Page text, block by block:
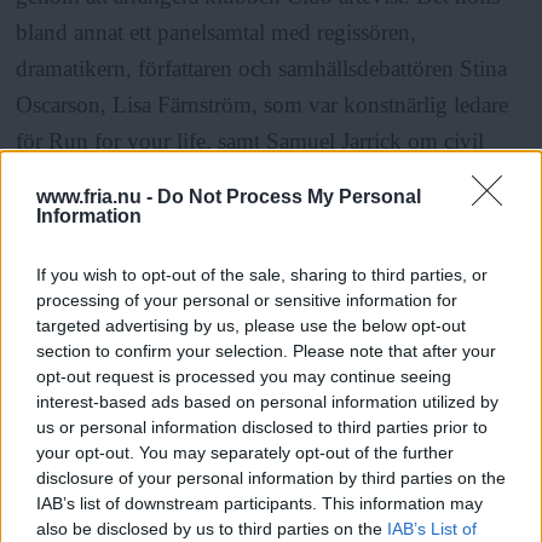
www.fria.nu - Do Not Process My Personal
Information
If you wish to opt-out of the sale, sharing to third parties, or
processing of your personal or sensitive information for
targeted advertising by us, please use the below opt-out
section to confirm your selection. Please note that after your
opt-out request is processed you may continue seeing
interest-based ads based on personal information utilized by
us or personal information disclosed to third parties prior to
your opt-out. You may separately opt-out of the further
disclosure of your personal information by third parties on the
IAB’s list of downstream participants. This information may
also be disclosed by us to third parties on the IAB’s List of
bland annat ett panelsamtal med regissören,
dramatikern, författaren och samhällsdebattören Stina
Oscarson, Lisa Färnström, som var konstnärlig ledare
för Run for your life, samt Samuel Jarrick om civil
berättade representanter för Troja scenkonst om sitt
Vad nätverketska heta framöver är ännu inte
bestämt, men det blir i alla fall en del av Klimataktions
kultursatsning To future with love.
– Det är bra att ha en organisation i ryggen för att
kunna söka bidrag och för att vara tydlig med vem